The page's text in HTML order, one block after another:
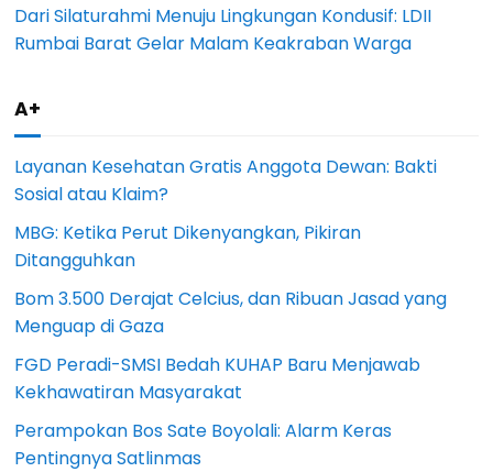
Dari Silaturahmi Menuju Lingkungan Kondusif: LDII
Rumbai Barat Gelar Malam Keakraban Warga
A+
Layanan Kesehatan Gratis Anggota Dewan: Bakti
Sosial atau Klaim?
MBG: Ketika Perut Dikenyangkan, Pikiran
Ditangguhkan
Bom 3.500 Derajat Celcius, dan Ribuan Jasad yang
Menguap di Gaza
FGD Peradi-SMSI Bedah KUHAP Baru Menjawab
Kekhawatiran Masyarakat
Perampokan Bos Sate Boyolali: Alarm Keras
Pentingnya Satlinmas